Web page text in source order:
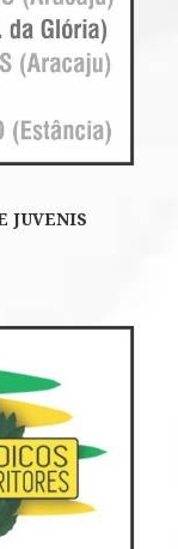
JUVENIS